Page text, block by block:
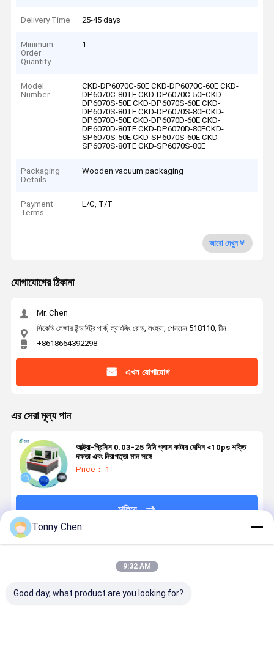
Delivery Time 25-45 days
Minimum
Order
Quantity
1
Model
Number
CKD-DP6070C-50E CKD-DP6070C-60E CKD-
DP6070C-80TE CKD-DP6070C-50ECKD-
DP6070S-50E CKD-DP6070S-60E CKD-
DP6070S-80TE CKD-DP6070S-80ECKD-
DP6070D-50E CKD-DP6070D-60E CKD-
DP6070D-80TE CKD-DP6070D-80ECKD-
SP6070S-50E CKD-SP6070S-60E CKD-
SP6070S-80TE CKD-SP6070S-80E
Packaging
Details
Wooden vacuum packaging
Payment
Terms
L/C, T/T
আরো দেখুন
যোগাযোগের ঠিকানা
Mr. Chen
সিকেডি লেজার ইন্ডাস্ট্রি পার্ক, ল্যাংজিং রোড, লংহুয়া, শেনচেন 518110, চীন
+8618664392298
এখন যোগাযোগ
এর সেরা মূল্য পান
আল্ট্রা-প্রিসিস 0.03-25 মিমি গ্লাস কাটার মেশিন <10ps শক্তি
দক্ষতা এবং নিরাপত্তা মান সঙ্গে
Price： 1
চালিয়ে
Tonny Chen
9:32 AM
Good day, what product are you looking for?